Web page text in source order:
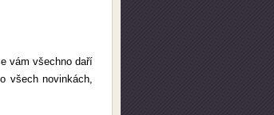
vám všechno daří
všech novinkách,